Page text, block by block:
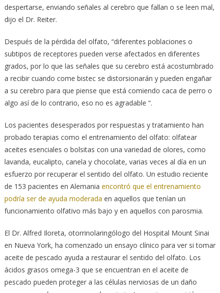
despertarse, enviando señales al cerebro que fallan o se leen mal,
dijo el Dr. Reiter.
Después de la pérdida del olfato, “diferentes poblaciones o
subtipos de receptores pueden verse afectados en diferentes
grados, por lo que las señales que su cerebro está acostumbrado
a recibir cuando come bistec se distorsionarán y pueden engañar
a su cerebro para que piense que está comiendo caca de perro o
algo así de lo contrario, eso no es agradable “.
Los pacientes desesperados por respuestas y tratamiento han
probado terapias como el entrenamiento del olfato: olfatear
aceites esenciales o bolsitas con una variedad de olores, como
lavanda, eucalipto, canela y chocolate, varias veces al día en un
esfuerzo por recuperar el sentido del olfato. Un estudio reciente
de 153 pacientes en Alemania encontró que el entrenamiento
podría ser de ayuda moderada en aquellos que tenían un
funcionamiento olfativo más bajo y en aquellos con parosmia.
El Dr. Alfred Iloreta, otorrinolaringólogo del Hospital Mount Sinai
en Nueva York, ha comenzado un ensayo clínico para ver si tomar
aceite de pescado ayuda a restaurar el sentido del olfato. Los
ácidos grasos omega-3 que se encuentran en el aceite de
pescado pueden proteger a las células nerviosas de un daño